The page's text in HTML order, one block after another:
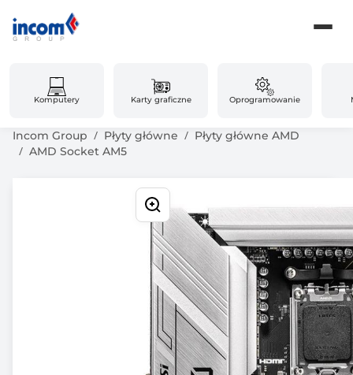
Komputery Karty graficzne Oprogramowanie
Incom Group Płyty główne
Płyty główne AMD
AMD Socket AM5